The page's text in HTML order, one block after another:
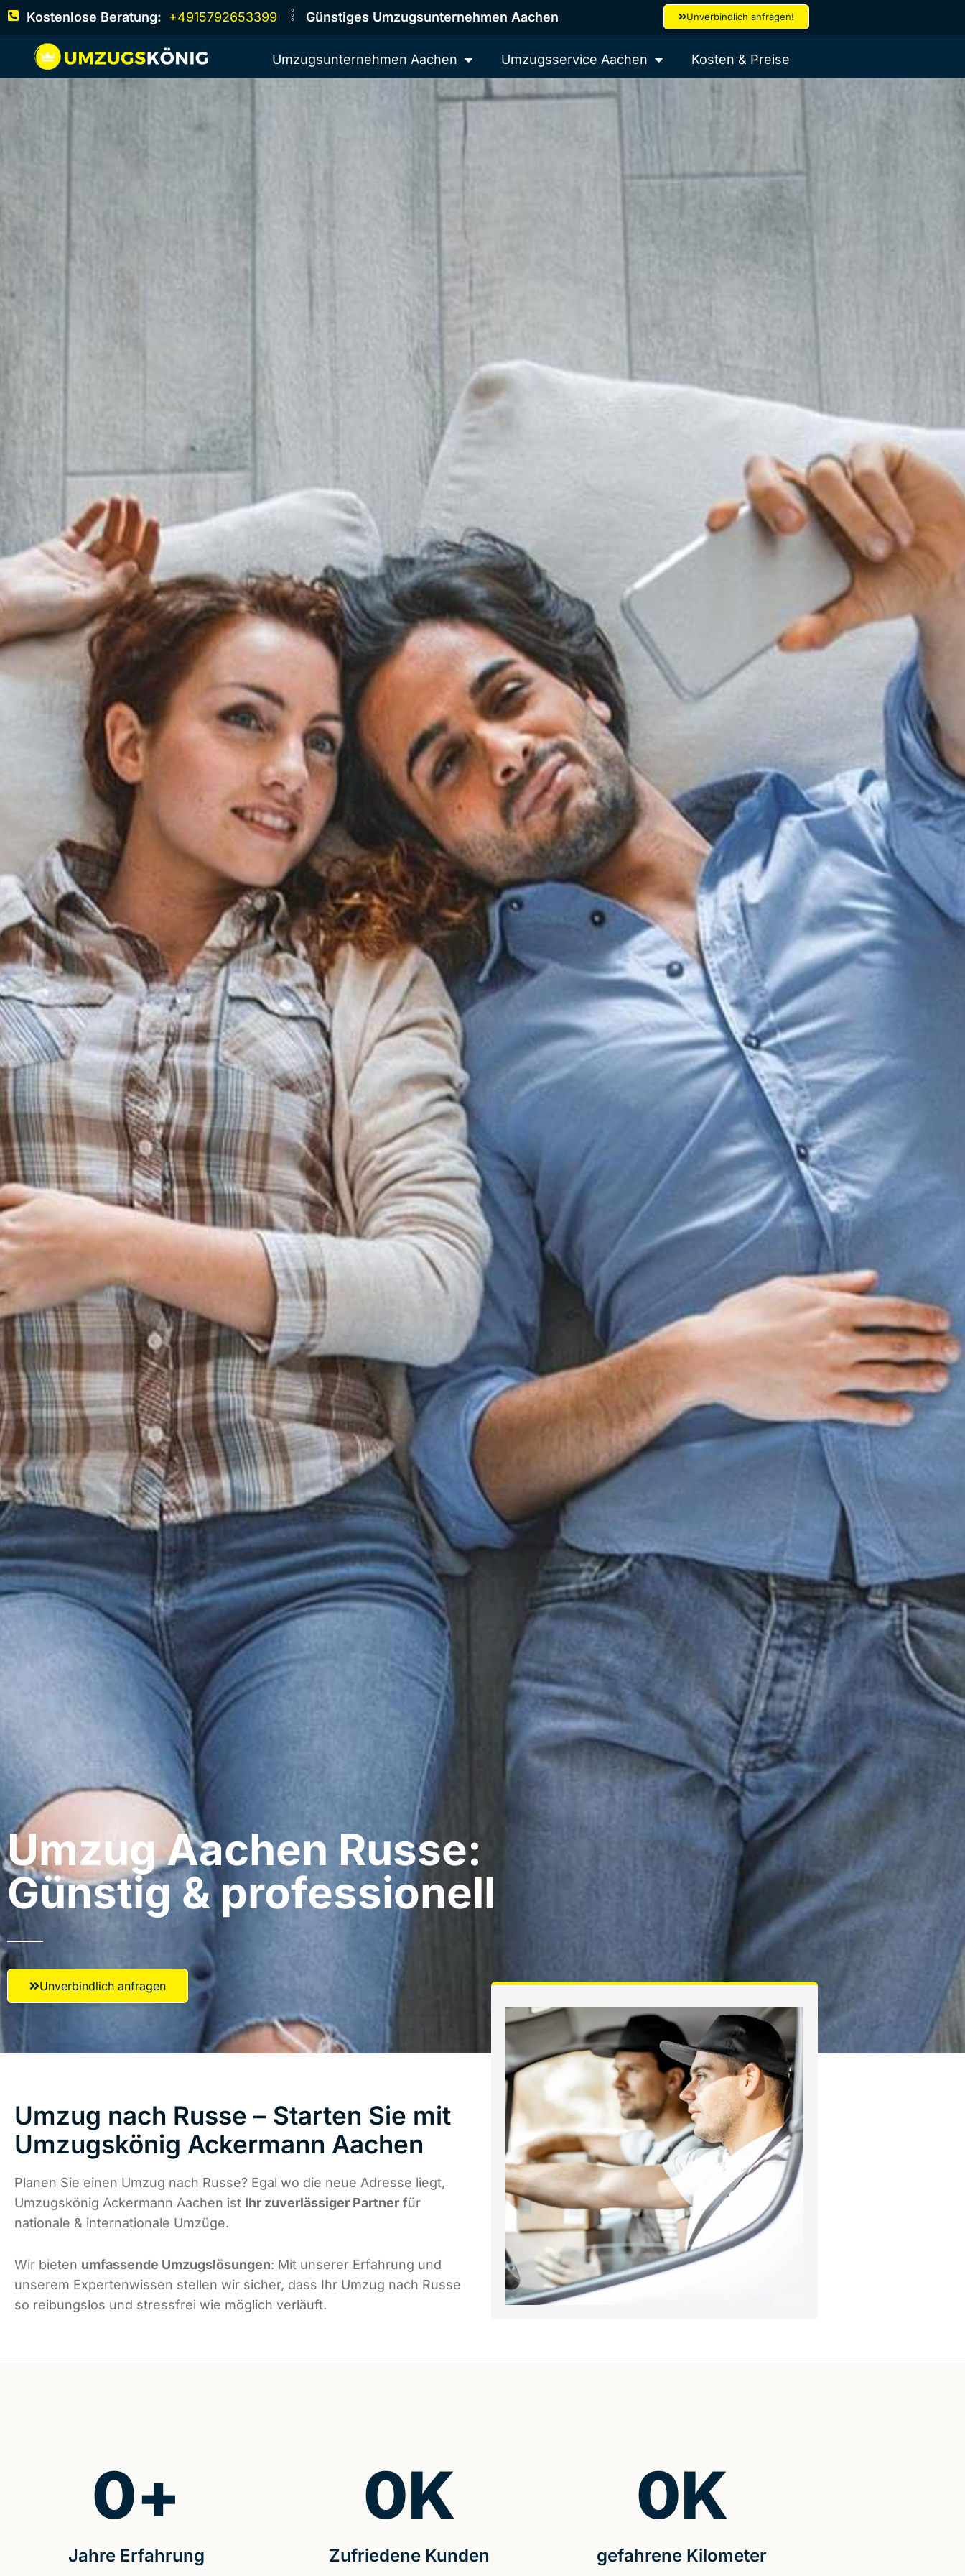
Kostenlose Beratung: +4915792653399 Günstiges Umzugsunternehmen Aachen Unverbindlich anfragen!
Umzugsunternehmen Aachen Umzugsservice Aachen Kosten & Preise
Umzug Aachen​ Russe:
Günstig & professionell​
Unverbindlich anfragen
Umzug nach Russe – Starten Sie mit
Umzugskönig Ackermann Aachen
Planen Sie einen Umzug nach Russe? Egal wo die neue Adresse liegt,
Umzugskönig Ackermann Aachen ist Ihr zuverlässiger Partner für
nationale & internationale Umzüge.
Wir bieten umfassende Umzugslösungen: Mit unserer Erfahrung und
unserem Expertenwissen stellen wir sicher, dass Ihr Umzug nach Russe
so reibungslos und stressfrei wie möglich verläuft.
Jahre Erfahrung
0+
Zufriedene Kunden
0K
gefahrene Kilometer
0K